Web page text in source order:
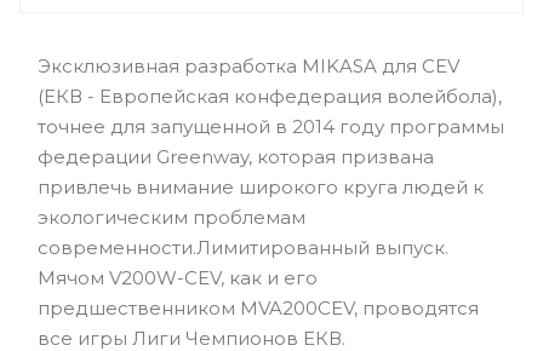
Эксклюзивная разработка MIKASA для CEV
(ЕКВ - Европейская конфедерация волейбола),
точнее для запущенной в 2014 году программы
федерации Greenway, которая призвана
привлечь внимание широкого круга людей к
экологическим проблемам
современности.Лимитированный выпуск.
Мячом V200W-CEV, как и его
предшественником MVA200CEV, проводятся
все игры Лиги Чемпионов ЕКВ.